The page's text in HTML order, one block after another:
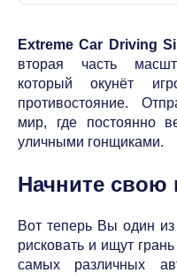
Extreme Car Driving
вторая часть
который окунёт
противостояние.
мир, где постоянно
уличными гонщиками.
Начните свою
Вот теперь Вы один из
рисковать и ищут
самых различных